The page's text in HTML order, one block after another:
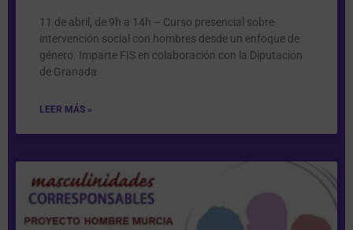
11 de abril, de 9h a 14h – Curso presencial sobre
intervención social con hombres desde un enfoque de
género. Imparte FIS en colaboración con la Diputación
de Granada
LEER MÁS »